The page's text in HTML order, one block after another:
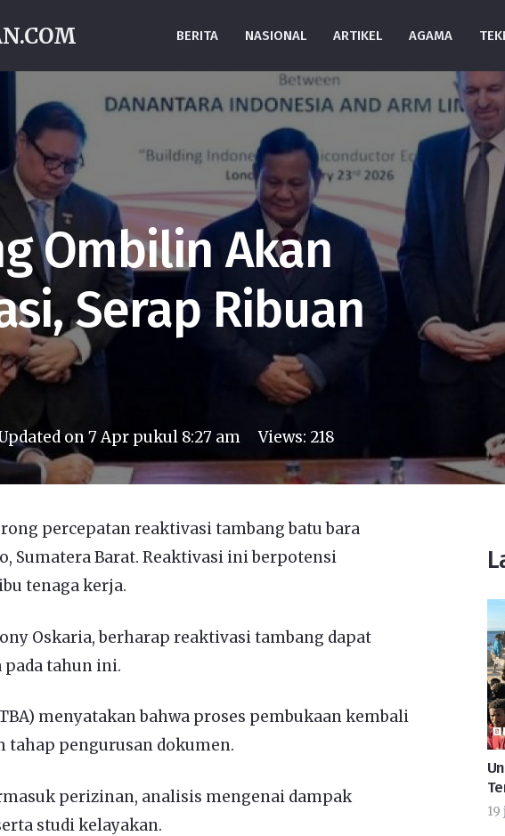
BERITA NASIONAL ARTIKEL AGAMA
Ombilin Akan
Serap Ribuan
on7 Apr pukul 8:27 am Views: 218
percepatan reaktivasi tambang batu bara
Sumatera Barat. Reaktivasi ini berpotensi
tenaga kerja.
Oskaria, berharap reaktivasi tambang dapat
pada tahun ini.
menyatakan bahwa proses pembukaan kembali
tahap pengurusan dokumen.
perizinan, analisis mengenai dampak
studi kelayakan.
19